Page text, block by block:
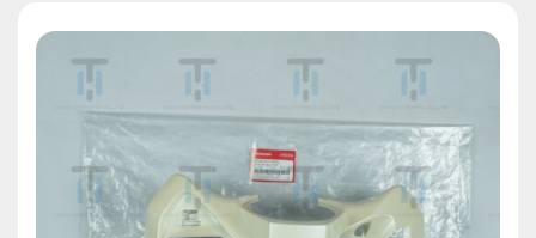
Không có sản phẩm nào trong giỏ hàng